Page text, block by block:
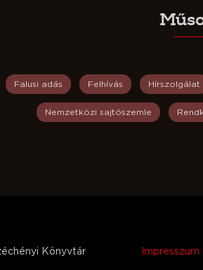
Falusi adás Felhívás Hírszolgálat
Nemzetközi sajtószemle
Könyvtár Impresszum